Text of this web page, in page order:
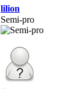
lilion
Semi-pro